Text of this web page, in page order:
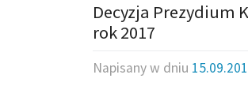
Decyzja Prezydium
rok 2017
Napisany w dniu